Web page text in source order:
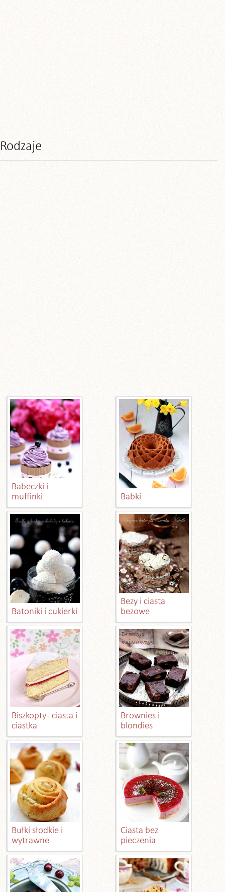
Rodzaje
Babeczki i
muffinki
Babki
Batoniki i cukierki
Bezy i ciasta
bezowe
Biszkopty - ciasta i
ciastka
Brownies i
blondies
Bułki słodkie i
wytrawne
Ciasta bez
pieczenia